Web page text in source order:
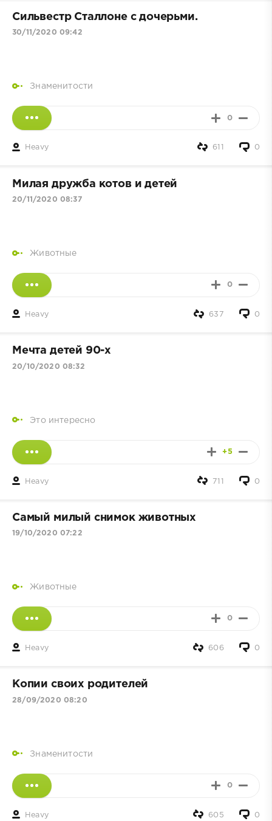
Сильвестр Сталлоне с дочерьми.
30/11/2020 09:42
Знаменитости
0
Heavy 0
611
Милая дружба котов и детей
20/11/2020 08:37
Животные
0
Heavy 0
637
Мечта детей 90-х
20/10/2020 08:32
Это интересно
+5
Heavy 0
711
Самый милый снимок животных
19/10/2020 07:22
Животные
0
Heavy 0
606
Копии своих родителей
28/09/2020 08:20
Знаменитости
0
Heavy 0
605